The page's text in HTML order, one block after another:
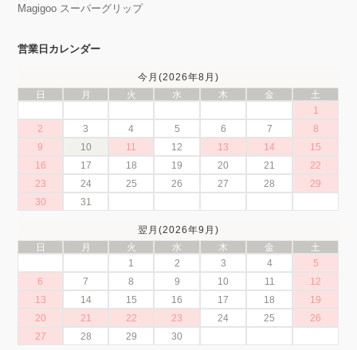
Magigoo スーパーグリップ
営業日カレンダー
今月(2026年8月)
日
月 火 水 木 金
土
1
2
3 4 5 6 7
8
9
10 11 12 13 14
15
16
17 18 19 20 21
22
23
24 25 26 27 28
29
30
31
翌月(2026年9月)
日
月 火 水 木 金
土
1
2 3 4
5
6
7 8 9 10 11
12
13
14 15 16 17 18
19
20
21 22 23 24 25
26
27
28 29 30